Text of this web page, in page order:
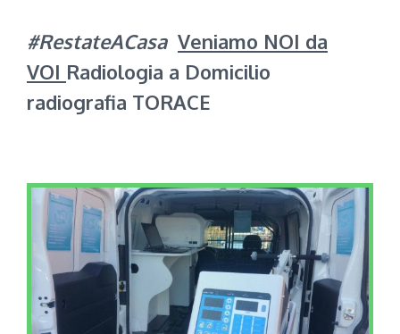
#RestateACasa Veniamo NOI da
VOI Radiologia a Domicilio
radiografia TORACE